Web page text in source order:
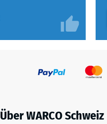
Über WARCO Schweiz